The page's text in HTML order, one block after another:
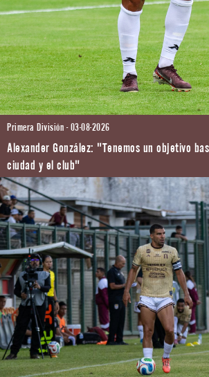
Primera División - 03-08-2026
Alexander González: "Tenemos un objetivo
ciudad y el club"